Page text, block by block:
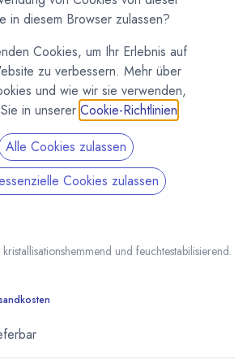
72,7/66 - 500g
und feuchtestabilisierend.
in diesem Browser zulassen?
Cookies, um Ihr Erlebnis auf
zu verbessern. Mehr über
und wie wir sie verwenden,
in unserer Cookie-Richtlinien
Alle Cookies zulassen
Cookies zulassen